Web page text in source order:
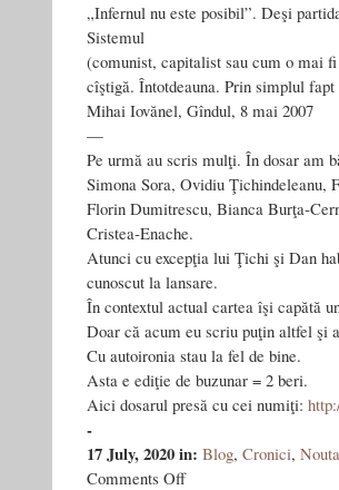
„Infernul nu este posibil”. Deşi
Sistemul
(comunist, capitalist sau cum o mai
cîştigă. Întotdeauna. Prin simplul
Mihai Iovănel, Gîndul, 8 mai 2007
—
Pe urmă au scris mulţi. În dosar am
Simona Sora, Ovidiu Ţichindeleanu,
Florin Dumitrescu, Bianca
Cristea‑Enache.
Atunci cu excepţia lui Ţichi şi Dan
cunoscut la lansare.
În contextul actual cartea îşi capătă
Doar că acum eu scriu puţin altfel şi
Cu autoironia stau la fel de bine.
Asta e ediţie de buzunar = 2 beri.
Aici dosarul presă cu cei numiţi:
-
17 July, 2020in: Blog, Cronici,
Comments Offon